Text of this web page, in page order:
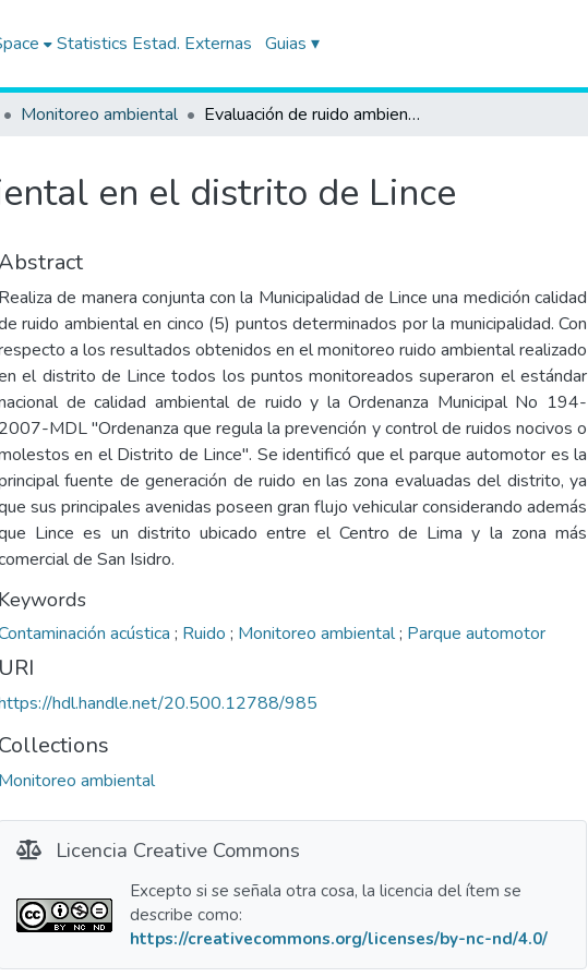
Statistics Estad. Externas Guias ▾
Monitoreo ambiental Evaluación de ruido ambiental en el distrito de Lince
en el distrito de Lince
Realiza de manera conjunta con la Municipalidad de Lince una medición calidad
ruido ambiental en cinco (5) puntos determinados por la municipalidad. Con
a los resultados obtenidos en el monitoreo ruido ambiental realizado
el distrito de Lince todos los puntos monitoreados superaron el estándar
de calidad ambiental de ruido y la Ordenanza Municipal No 194-
2007-MDL "Ordenanza que regula la prevención y control de ruidos nocivos o
en el Distrito de Lince". Se identificó que el parque automotor es la
fuente de generación de ruido en las zona evaluadas del distrito, ya
sus principales avenidas poseen gran flujo vehicular considerando además
Lince es un distrito ubicado entre el Centro de Lima y la zona más
de San Isidro.
Keywords
acústica ; Ruido ; Monitoreo ambiental; Parque automotor
URI
hdl.handle.net/20.500.12788/985
Collections
Monitoreo ambiental
Licencia Creative Commons
Excepto si se señala otra cosa, la licencia del ítem se
describe como:
https://creativecommons.org/licenses/by-nc-nd/4.0/